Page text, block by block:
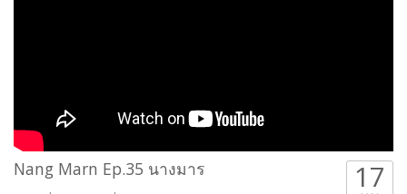
Nang Marn Ep.35 นางมาร 17